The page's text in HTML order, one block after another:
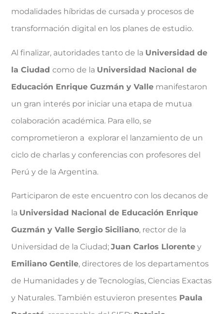
modalidades híbridas de cursada y procesos de
transformación digital en los planes de estudio.
Al finalizar, autoridades tanto de la Universidad de
la Ciudad como de la Universidad Nacional de
Educación Enrique Guzmán y Valle manifestaron
un gran interés por iniciar una etapa de mutua
colaboración académica. Para ello, se
comprometieron a explorar el lanzamiento de un
ciclo de charlas y conferencias con profesores del
Perú y de la Argentina.
Participaron de este encuentro con los decanos de
la Universidad Nacional de Educación Enrique
Guzmán y Valle Sergio Siciliano, rector de la
Universidad de la Ciudad; Juan Carlos Llorente y
Emiliano Gentile, directores de los departamentos
de Humanidades y de Tecnologías, Ciencias Exactas
y Naturales. También estuvieron presentes Paula